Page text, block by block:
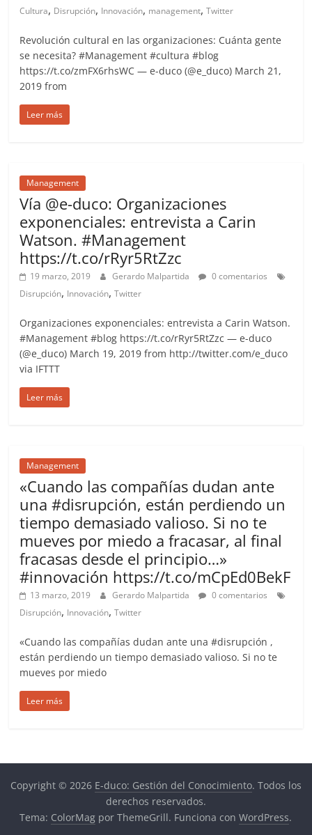
Cultura, Disrupción, Innovación, management,Twitter
Revolución cultural en las organizaciones: Cuánta gente
se necesita? #Management #cultura #blog
https://t.co/zmFX6rhsWC — e-duco (@e_duco) March 21,
2019 from
Leer más
Management
Vía @e-duco: Organizaciones
exponenciales: entrevista a Carin
Watson. #Management
https://t.co/rRyr5RtZzc
19 marzo, 2019 Gerardo Malpartida
0 comentarios
Disrupción, Innovación,Twitter
Organizaciones exponenciales: entrevista a Carin Watson.
#Management #blog https://t.co/rRyr5RtZzc — e-duco
(@e_duco) March 19, 2019 from http://twitter.com/e_duco
via IFTTT
Leer más
Management
«Cuando las compañías dudan ante
una #disrupción, están perdiendo un
tiempo demasiado valioso. Si no te
mueves por miedo a fracasar, al final
fracasas desde el principio…»
#innovación https://t.co/mCpEd0BekF
13 marzo, 2019 Gerardo Malpartida
0 comentarios
Disrupción, Innovación,Twitter
«Cuando las compañías dudan ante una #disrupción ,
están perdiendo un tiempo demasiado valioso. Si no te
mueves por miedo
Leer más
Copyright © 2026 E-duco: Gestión del Conocimiento. Todos los
derechos reservados.
Tema: ColorMag por ThemeGrill. Funciona conWordPress.